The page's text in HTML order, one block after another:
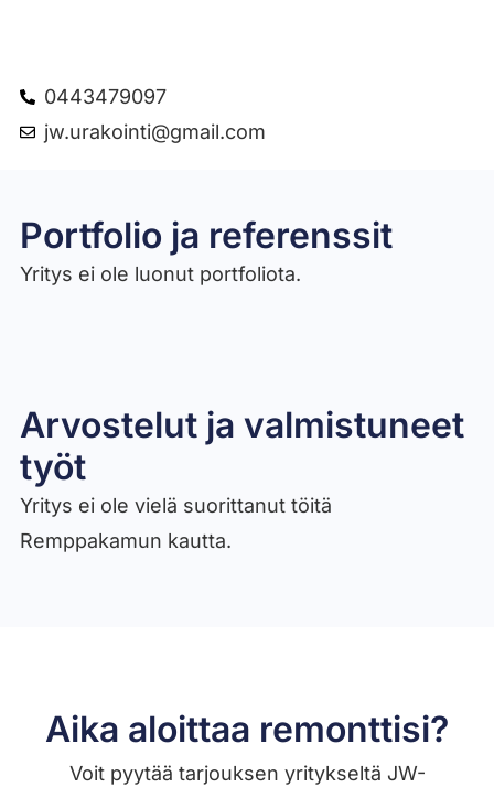
0443479097
jw.urakointi@gmail.com
Portfolio ja referenssit
Yritys ei ole luonut portfoliota.
Arvostelut ja valmistuneet
työt​
Yritys ei ole vielä suorittanut töitä
Remppakamun kautta.
Aika aloittaa remonttisi?
Voit pyytää tarjouksen yritykseltä JW-